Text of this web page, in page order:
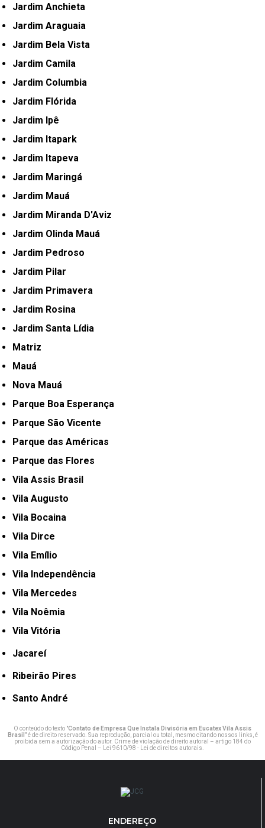
Jardim Anchieta
Jardim Araguaia
Jardim Bela Vista
Jardim Camila
Jardim Columbia
Jardim Flórida
Jardim Ipê
Jardim Itapark
Jardim Itapeva
Jardim Maringá
Jardim Mauá
Jardim Miranda D'Aviz
Jardim Olinda Mauá
Jardim Pedroso
Jardim Pilar
Jardim Primavera
Jardim Rosina
Jardim Santa Lídia
Matriz
Mauá
Nova Mauá
Parque Boa Esperança
Parque São Vicente
Parque das Américas
Parque das Flores
Vila Assis Brasil
Vila Augusto
Vila Bocaina
Vila Dirce
Vila Emílio
Vila Independência
Vila Mercedes
Vila Noêmia
Vila Vitória
Jacareí
Ribeirão Pires
Santo André
O conteúdo do texto "Contato de Empresa Que Instala Divisória em Eucatex Vila Assis
Brasil " é de direito reservado. Sua reprodução, parcial ou total, mesmo citando nossos links, é
proibida sem a autorização do autor. Crime de violação de direito autoral – artigo 184 do
Código Penal –
Lei 9610/98 - Lei de direitos autorais
ENDEREÇO